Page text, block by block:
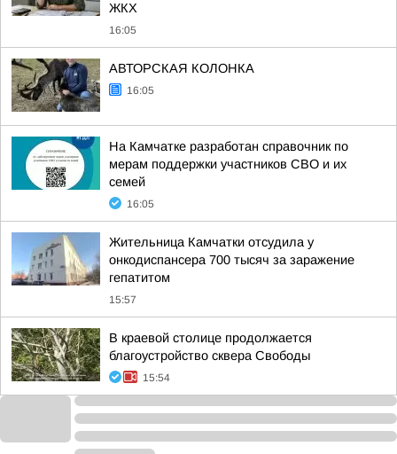
ЖКХ
16:05
АВТОРСКАЯ КОЛОНКА
16:05
На Камчатке разработан справочник по
мерам поддержки участников СВО и их
семей
16:05
Жительница Камчатки отсудила у
онкодиспансера 700 тысяч за заражение
гепатитом
15:57
В краевой столице продолжается
благоустройство сквера Свободы
15:54